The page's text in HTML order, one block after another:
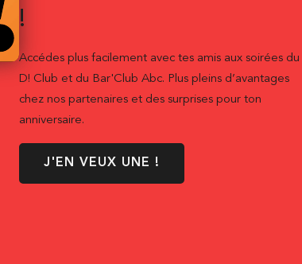
!
Accédes plus facilement avec tes amis aux soirées du
D! Club et du Bar'Club Abc. Plus pleins d’avantages
chez nos partenaires et des surprises pour ton
anniversaire.
J'EN VEUX UNE !